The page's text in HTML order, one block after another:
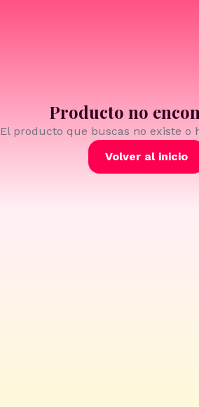
Producto no
El producto que buscas no existe o
Volver al inicio